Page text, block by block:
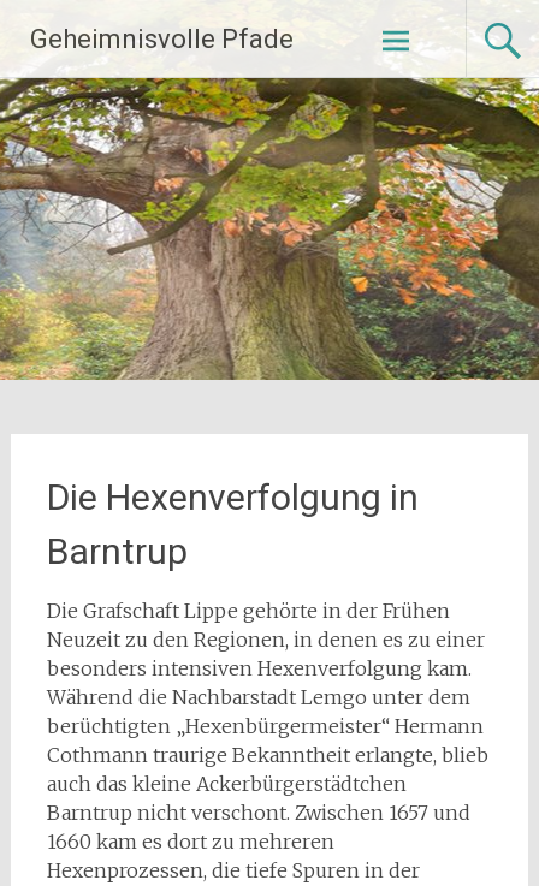
Inhalt
springen
Geheimnisvolle Pfade
Die Hexenverfolgung in
Barntrup
Die Grafschaft Lippe gehörte in der Frühen
Neuzeit zu den Regionen, in denen es zu einer
besonders intensiven Hexenverfolgung kam.
Während die Nachbarstadt Lemgo unter dem
berüchtigten „Hexenbürgermeister“ Hermann
Cothmann traurige Bekanntheit erlangte, blieb
auch das kleine Ackerbürgerstädtchen
Barntrup nicht verschont. Zwischen 1657 und
1660 kam es dort zu mehreren
Hexenprozessen, die tiefe Spuren in der